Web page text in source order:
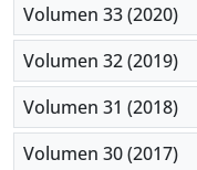
Volumen 33 (2020)
Volumen 32 (2019)
Volumen 31 (2018)
Volumen 30 (2017)